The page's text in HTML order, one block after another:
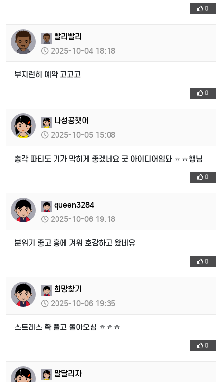
0
빨리빨리
2025-10-04 18:18
부지런히 예약 고고고
0
나성공햇어
2025-10-05 15:08
총각 파티도 기가 막히게 좋겠네요 굿 아이디어임돠 ㅎㅎ행님
0
queen3284
2025-10-06 19:18
분위기 좋고 흥에 겨워 호강하고 왔네유
0
희망찾기
2025-10-06 19:35
스트레스 확 풀고 돌아오심 ㅎㅎㅎ
0
말달리자